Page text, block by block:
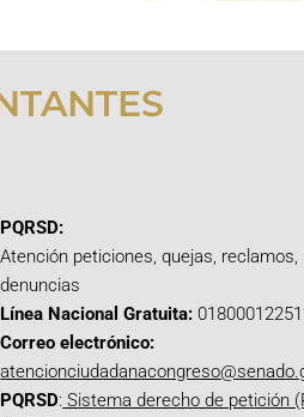
PQRSD:
Atención peticiones, quejas,
denuncias
Línea Nacional Gratuita:
Correo electrónico:
PQRSD: Sistema derecho de petición